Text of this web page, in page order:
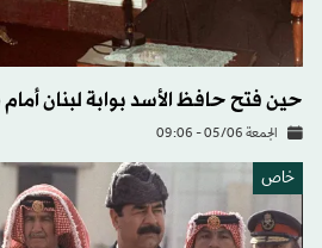
حين فتح حافظ الأسد بوابة لبنان
الجمعة 05/06 - 09:06
خاص